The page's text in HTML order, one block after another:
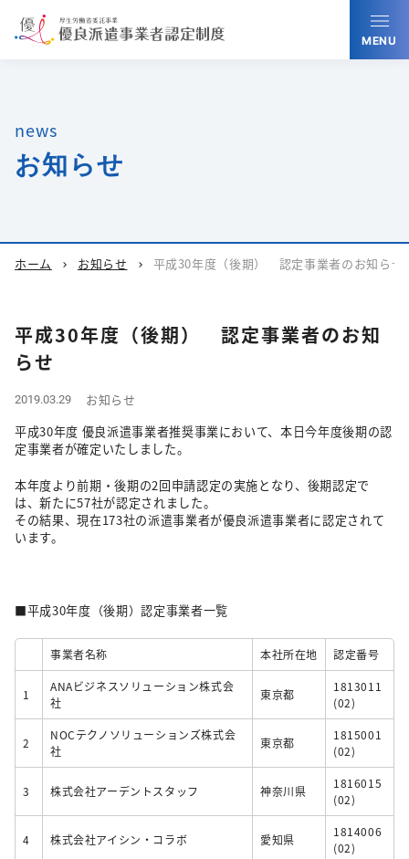
MENU
news
お知らせ
ホーム chevron_right お知らせ chevron_right 平成30年度（後期） 認定事業者のお知らせ
平成30年度（後期） 認定事業者のお知
らせ
2019.03.29
お知らせ
平成30年度 優良派遣事業者推奨事業において、本日今年度後期の認
定事業者が確定いたしました。
本年度より前期・後期の2回申請認定の実施となり、 後期認定で
は、新たに57社が認定されました。
その結果、現在173社の派遣事業者が優良派遣事業者に認定されて
います。
■平成30年度（後期）認定事業者一覧
事業者名称 本社所在地 認定番号
1
ANAビジネスソリューション株式会
社
東京都
1813011
(02)
2
NOCテクノソリューションズ株式会
社
東京都
1815001
(02)
3 株式会社アーデントスタッフ 神奈川県
1816015
(02)
4 株式会社アイシン・コラボ 愛知県
1814006
(02)